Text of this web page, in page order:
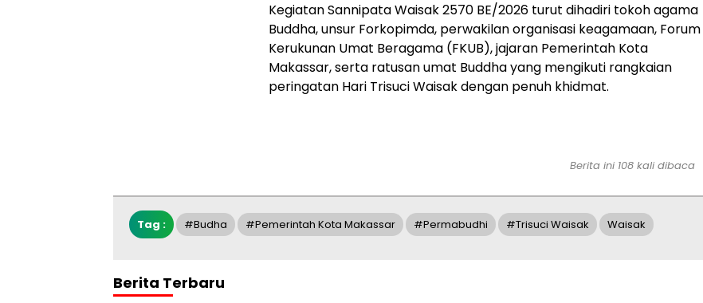
Kegiatan Sannipata Waisak 2570 BE/2026 turut dihadiri tokoh agama
Buddha, unsur Forkopimda, perwakilan organisasi keagamaan, Forum
Kerukunan Umat Beragama (FKUB), jajaran Pemerintah Kota
Makassar, serta ratusan umat Buddha yang mengikuti rangkaian
peringatan Hari Trisuci Waisak dengan penuh khidmat.
Berita ini 108 kali dibaca
Tag : #Budha #pemerintah Kota Makassar #Permabudhi #Trisuci Waisak Waisak
Berita Terbaru